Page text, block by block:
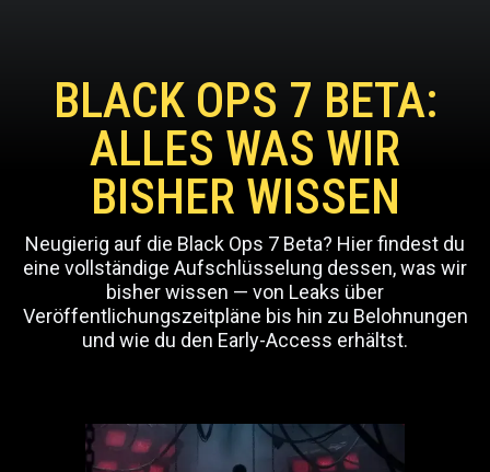
BLACK OPS 7 BETA:
ALLES WAS WIR
BISHER WISSEN
Neugierig auf die Black Ops 7 Beta? Hier findest du
eine vollständige Aufschlüsselung dessen, was wir
bisher wissen — von Leaks über
Veröffentlichungszeitpläne bis hin zu Belohnungen
und wie du den Early-Access erhältst.